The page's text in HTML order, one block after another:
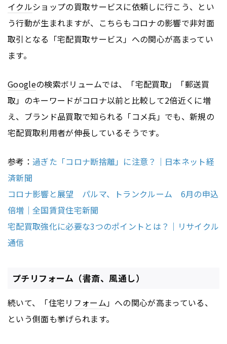
イクルショップの買取サービスに依頼しに行こう、とい
う行動が生まれますが、こちらもコロナの影響で非対面
取引となる「宅配買取サービス」への関心が高まってい
ます。
Googleの検索ボリュームでは、「宅配買取」「郵送買
取」のキーワードがコロナ以前と比較して2倍近くに増
え、ブランド品買取で知られる「コメ兵」でも、新規の
宅配買取利用者が伸長しているそうです。
参考： 過ぎた「コロナ断捨離」に注意？｜日本ネット経
済新聞
コロナ影響と展望 パルマ、トランクルーム 6月の申込
倍増｜全国賃貸住宅新聞
宅配買取強化に必要な3つのポイントとは？｜リサイクル
通信
プチリフォーム（書斎、風通し）
続いて、「住宅リ フォーム」への関心が高まっている、
という側面も挙げられます。